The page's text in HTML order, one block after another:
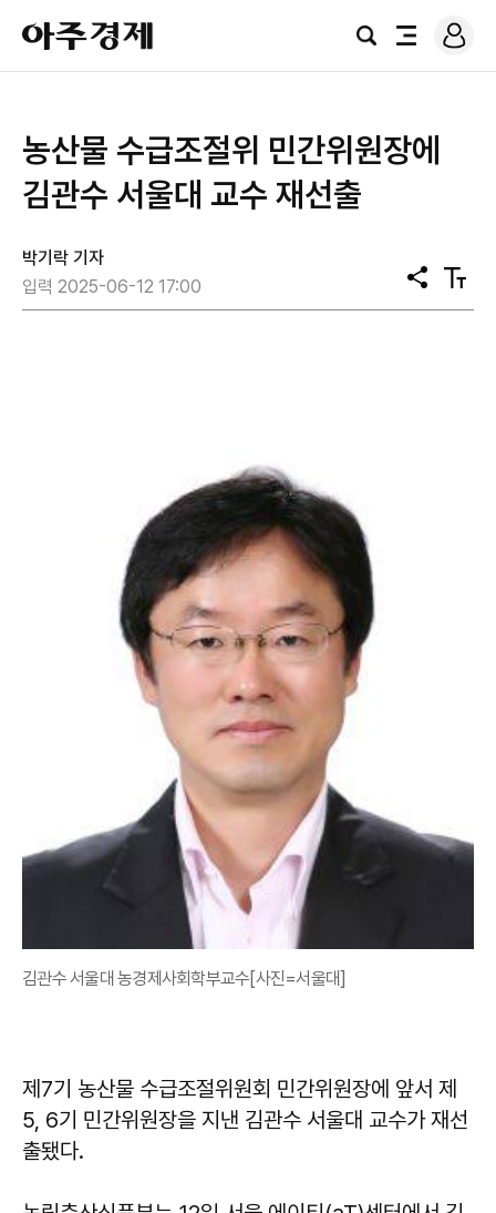
아
주
경
검
전
로
그
농산물 수급조절위 민간위원장에
김관수 서울대 교수 재선출
박기락 기자
입력 2025-06-12 17:00
공
유
텍
스
김관수 서울대 농경제사회학부교수[사진=서울대]
제7기 농산물 수급조절위원회 민간위원장에 앞서 제
5, 6기 민간위원장을 지낸 김관수 서울대 교수가 재선
출됐다.